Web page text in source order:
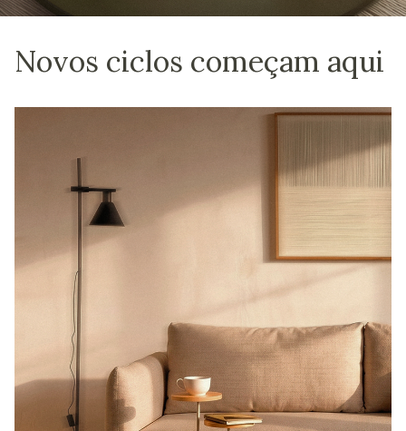
Novos ciclos começam aqui